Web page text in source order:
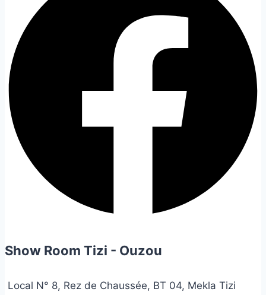
Show Room Tizi - Ouzou
Local N° 8, Rez de Chaussée, BT 04, Mekla Tizi